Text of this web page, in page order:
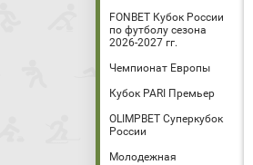
FONBET Кубок России
по футболу сезона
2026-2027 гг.
Чемпионат Европы
Кубок PARI Премьер
OLIMPBET Суперкубок
России
Молодежная